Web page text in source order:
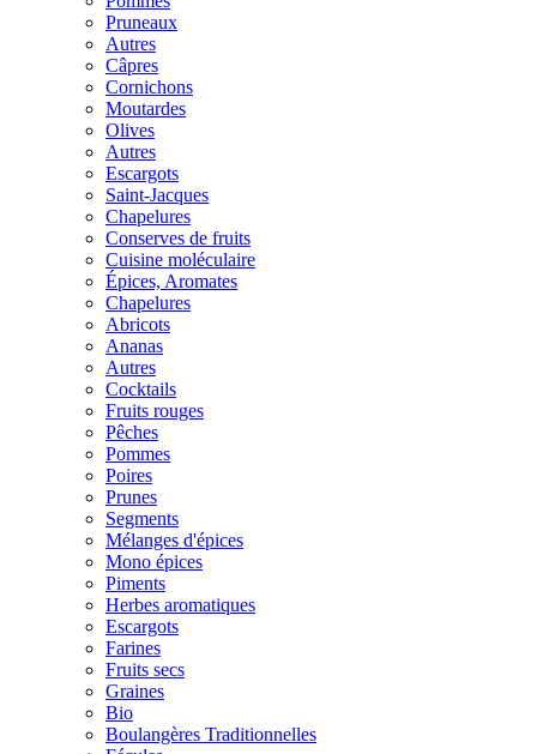
Pruneaux
Autres
Câpres
Cornichons
Moutardes
Olives
Autres
Escargots
Saint-Jacques
Chapelures
Conserves de fruits
Cuisine moléculaire
Épices, Aromates
Chapelures
Abricots
Ananas
Autres
Cocktails
Fruits rouges
Pêches
Pommes
Poires
Prunes
Segments
Mélanges d'épices
Mono épices
Piments
Herbes aromatiques
Escargots
Farines
Fruits secs
Graines
Bio
Boulangères Traditionnelles